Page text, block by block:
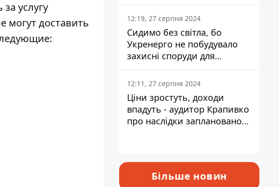
услугу
могут доставить
12:19, 27 серпня 2024
Сидимо без світла, бо
Укренерго не побудувало
захисні споруди для
енергетики - нардеп
Кучеренко
12:11, 27 серпня 2024
Ціни зростуть, доходи
впадуть - аудитор Крапивко
про наслідки запланованого
Більше новин